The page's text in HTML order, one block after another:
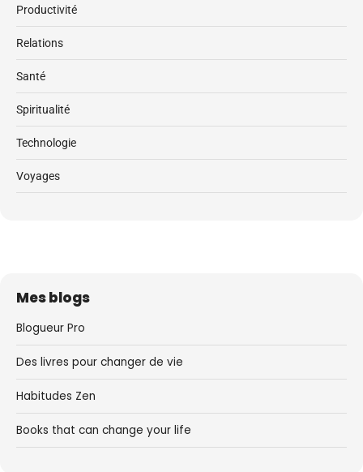
Productivité
Relations
Santé
Spiritualité
Technologie
Voyages
Mes blogs
Blogueur Pro
Des livres pour changer de vie
Habitudes Zen
Books that can change your life